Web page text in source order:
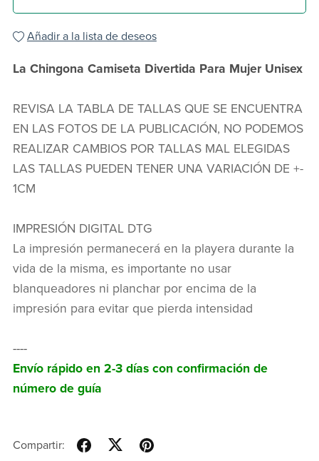
Añadir a la lista de deseos
La Chingona Camiseta Divertida Para Mujer Unisex
REVISA LA TABLA DE TALLAS QUE SE ENCUENTRA
EN LAS FOTOS DE LA PUBLICACIÓN, NO PODEMOS
REALIZAR CAMBIOS POR TALLAS MAL ELEGIDAS
LAS TALLAS PUEDEN TENER UNA VARIACIÓN DE +-
1CM
IMPRESIÓN DIGITAL DTG
La impresión permanecerá en la playera durante la
vida de la misma, es importante no usar
blanqueadores ni planchar por encima de la
impresión para evitar que pierda intensidad
----
Envío rápido en 2-3 días con confirmación de
número de guía
Compartir: